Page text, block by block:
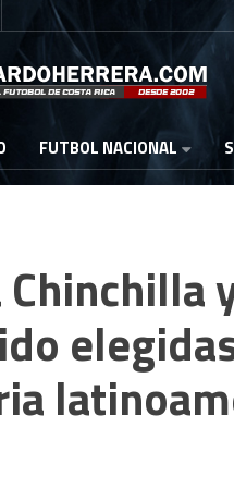
FUTBOL NACIONAL
Chinchilla